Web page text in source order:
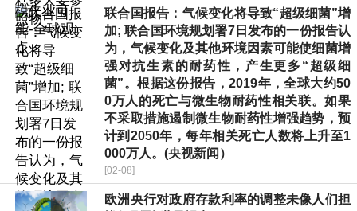
联合国报告：气候变化将导致“超级细菌”增
加; 联合国环境规划署7日发布的一份报告认
为，气候变化及其他环境因素可能使细菌增
强对抗生素的耐药性，产生更多“超级细
菌”。根据这份报告，2019年，全球大约50
0万人的死亡与微生物耐药性相关联。如果
不采取措施遏制微生物耐药性增强趋势，预
计到2050年，每年相关死亡人数将上升至1
000万人。(央视新闻）
[02-08]
欧洲央行对政府存款利率的调整未像人们担